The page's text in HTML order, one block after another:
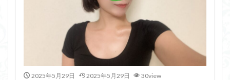
2025年5月29日 2025年5月29日 30view